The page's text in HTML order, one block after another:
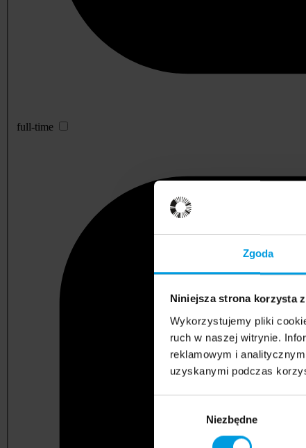
Zgoda
Niniejsza strona korzysta
Wykorzystujemy pliki
ruch w naszej witrynie.
reklamowym i
uzyskanymi podczas
Niezbędne
full-time